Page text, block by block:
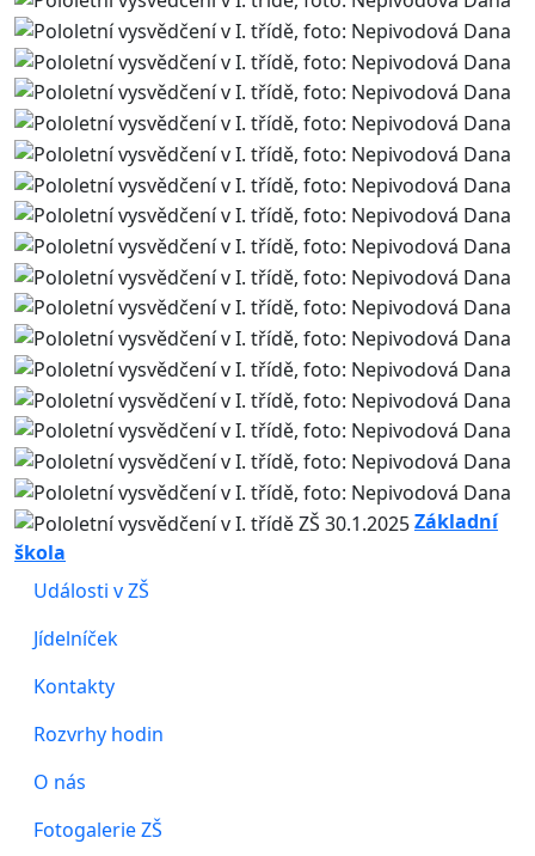
Základní
škola
Události v ZŠ
Jídelníček
Kontakty
Rozvrhy hodin
O nás
Fotogalerie ZŠ